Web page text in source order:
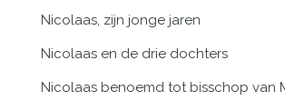
Nicolaas, zijn jonge jaren
Nicolaas en de drie dochters
Nicolaas benoemd tot bisschop van